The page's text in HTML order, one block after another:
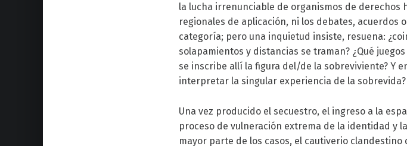
la lucha irrenunciable de organismos de
regionales de aplicación, ni los debates, acuerdos
categoría; pero una inquietud insiste, resuena:
solapamientos y distancias se traman? ¿Qué
se inscribe allí la figura del/de la sobreviviente? Y
interpretar la singular experiencia de la sobrevida?
Una vez producido el secuestro, el ingreso a la
proceso de vulneración extrema de la identidad y
mayor parte de los casos, el cautiverio clandestino